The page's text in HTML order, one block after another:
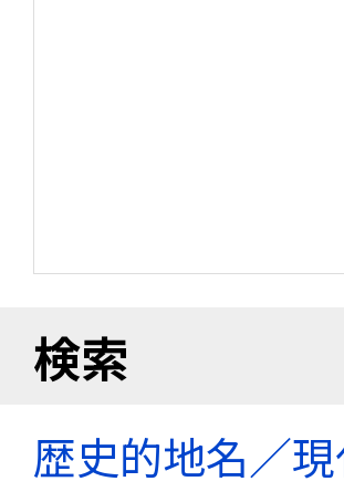
検索
歴史的地名／